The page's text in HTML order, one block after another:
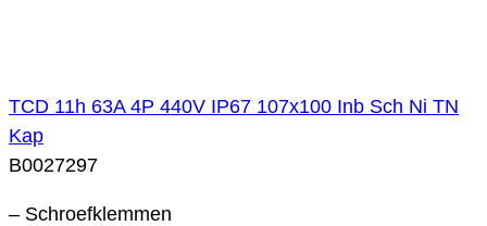
TCD 11h 63A 4P 440V IP67 107x100 Inb Sch Ni TN
Kap
B0027297
– Schroefklemmen